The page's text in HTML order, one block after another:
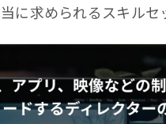
に求められるスキルセ